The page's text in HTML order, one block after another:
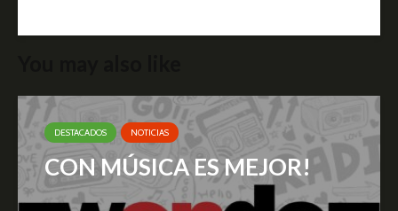
DESTACADOS NOTICIAS
CON MÚSICA ES MEJOR!